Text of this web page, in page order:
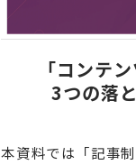
「コンテ
3つの落
本資料では「記事制